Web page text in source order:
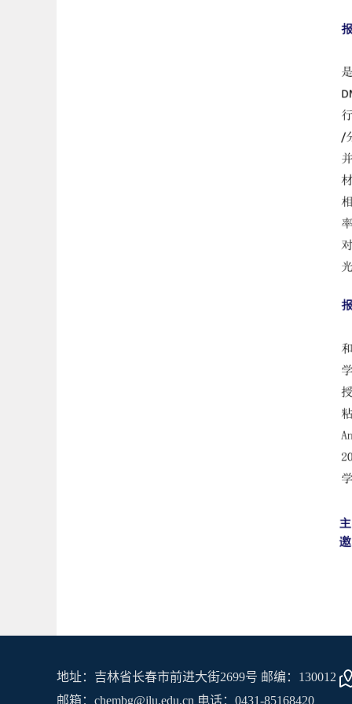
地址：吉林省长春市前进大街2699号 邮编：130012
邮箱：chembg@jlu.edu.cn 电话：0431-85168420